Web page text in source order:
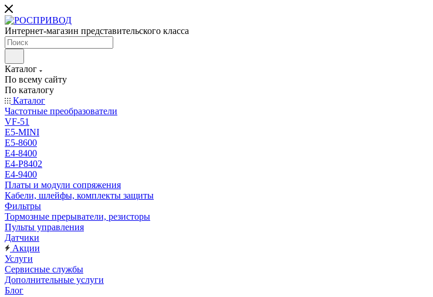
Интернет-магазин представительского класса
Каталог
По всему сайту
По каталогу
Каталог
Частотные преобразователи
VF-51
E5-MINI
Е5-8600
E4-8400
Е4-P8402
Е4-9400
Платы и модули сопряжения
Кабели, шлейфы, комплекты защиты
Фильтры
Тормозные прерыватели, резисторы
Пульты управления
Датчики
Акции
Услуги
Сервисные службы
Дополнительные услуги
Блог